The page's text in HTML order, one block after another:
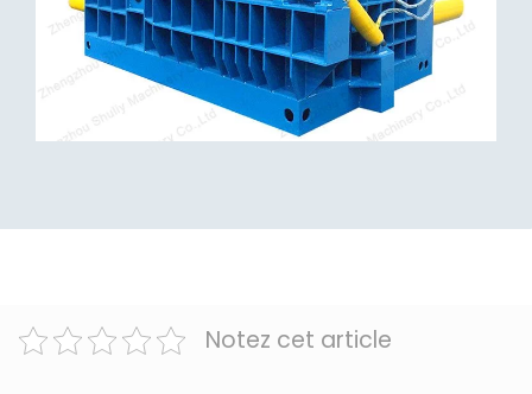
Notez cet article